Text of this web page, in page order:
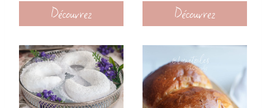
Découvrez Découvrez